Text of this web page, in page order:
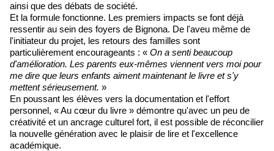
ainsi que des débats de société.
Et la formule fonctionne. Les premiers impacts se font déjà
ressentir au sein des foyers de Bignona. De l'aveu même de
l'initiateur du projet, les retours des familles sont
particulièrement encourageants : « On a senti beaucoup
d'amélioration. Les parents eux-mêmes viennent vers moi pour
me dire que leurs enfants aiment maintenant le livre et s'y
mettent sérieusement. »
En poussant les élèves vers la documentation et l'effort
personnel, « Au cœur du livre » démontre qu'avec un peu de
créativité et un ancrage culturel fort, il est possible de réconcilier
la nouvelle génération avec le plaisir de lire et l'excellence
académique.